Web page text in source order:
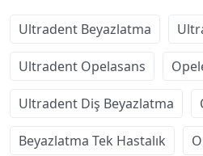
Ultradent Beyazlatma
Ultradent Opelasans
Ultradent Diş Beyazlatma
Beyazlatma Tek Hastalık